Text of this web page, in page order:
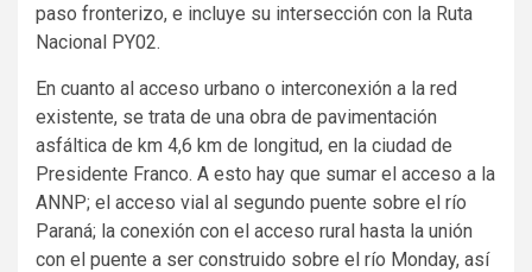
paso fronterizo, e incluye su intersección con la Ruta
Nacional PY02.
En cuanto al acceso urbano o interconexión a la red
existente, se trata de una obra de pavimentación
asfáltica de km 4,6 km de longitud, en la ciudad de
Presidente Franco. A esto hay que sumar el acceso a la
ANNP; el acceso vial al segundo puente sobre el río
Paraná; la conexión con el acceso rural hasta la unión
con el puente a ser construido sobre el río Monday, así